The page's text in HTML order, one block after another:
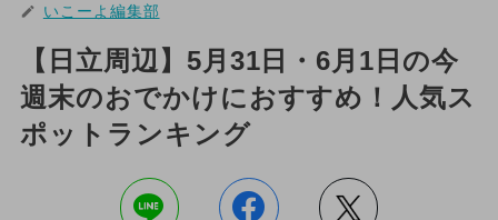
いこーよ編集部
【日立周辺】5月31日・6月1日の今
週末のおでかけにおすすめ！人気ス
ポットランキング